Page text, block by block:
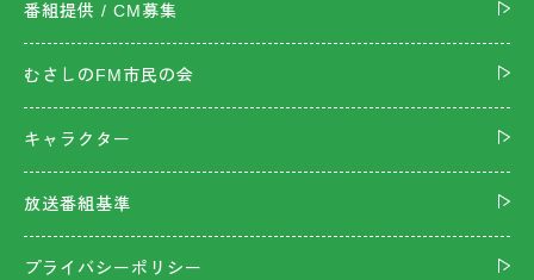
番組提供 / CM募集
むさしのFM市民の会
キャラクター
放送番組基準
プライバシーポリシー